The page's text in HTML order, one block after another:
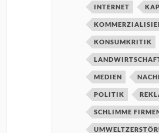
INTERNET
KONSUMKRITIK
MEDIEN
POLITIK
SCHLIMME